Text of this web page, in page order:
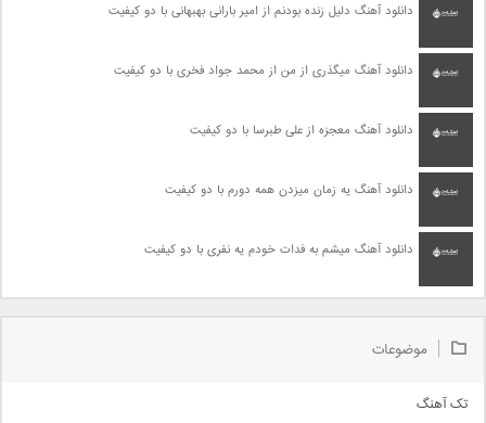
دانلود آهنگ دلیل زنده بودنم از امیر بارانی بهبهانی با دو کیفیت
دانلود آهنگ میگذری از من از محمد جواد فخری با دو کیفیت
دانلود آهنگ معجزه از علی طبرسا با دو کیفیت
دانلود آهنگ یه زمان میزدن همه دورم با دو کیفیت
دانلود آهنگ میشم به فدات خودم یه نفری با دو کیفیت
موضوعات
تک آهنگ